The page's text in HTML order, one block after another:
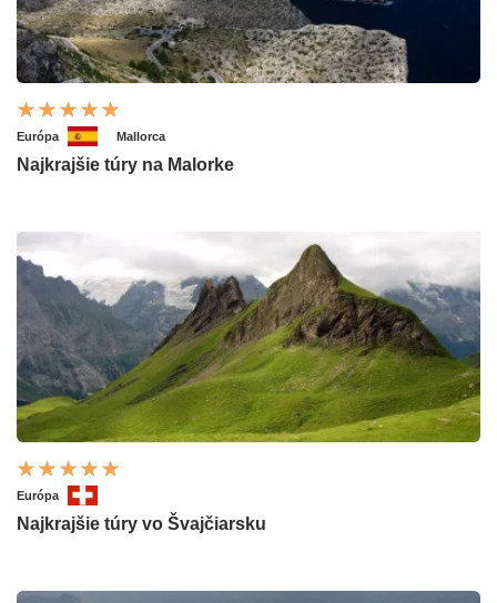
Európa Mallorca
Najkrajšie túry na Malorke
Európa
Najkrajšie túry vo Švajčiarsku